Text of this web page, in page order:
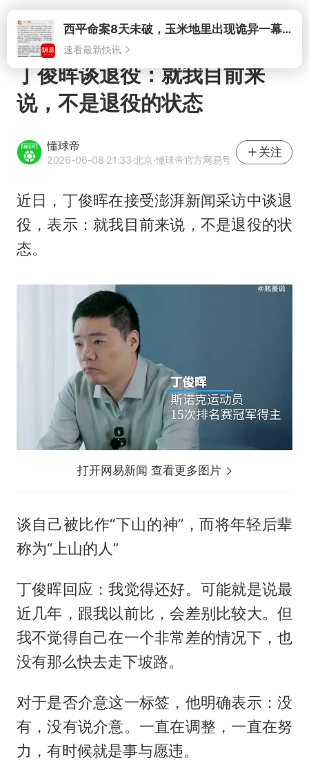
打开西平命案8天未破，玉米地里出现诡异一幕，我突然想起了欧金中
速看最新快讯
丁俊晖谈退役：就我目前来
说，不是退役的状态
懂球帝
2026-06-08 21:33·北京·懂球帝官方网易号
关注
近日， 丁俊晖在接受澎湃新闻采访中谈退
役，表示：就我目前来说，不是退役的状
态。
打开网易新闻 查看更多图片
谈自己被比作“下山的神”，而将年轻后辈
称为“上山的人”
丁俊晖回应：我觉得还好。可能就是说最
近几年，跟我以前比，会差别比较大。但
我不觉得自己在一个非常差的情况下，也
没有那么快去走下坡路。
对于是否介意这一标签，他明确表示：没
有，没有说介意。一直在调整，一直在努
力，有时候就是事与愿违。